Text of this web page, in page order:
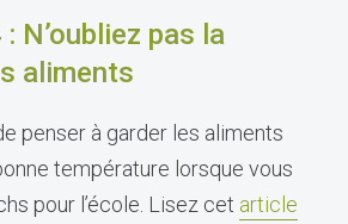
N’oubliez pas la
aliments
penser à garder les aliments
température lorsque vous
pour l’école. Lisez cet article